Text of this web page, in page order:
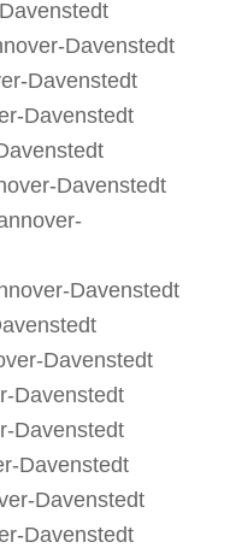
Davenstedt
Davenstedt
Davenstedt
Davenstedt
Davenstedt
Davenstedt
Davenstedt
Davenstedt
Davenstedt
Davenstedt
Davenstedt